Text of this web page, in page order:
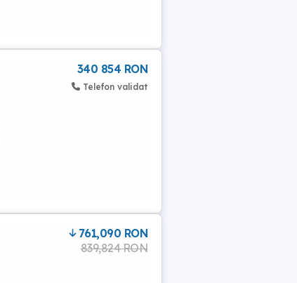
340 854 RON
Telefon validat
761,090 RON
839,824 RON